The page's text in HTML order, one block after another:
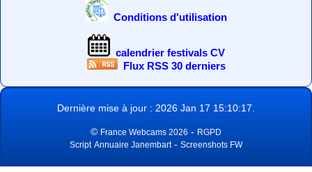
Conditions d'utilisation
calendrier festivals CV
Flux RSS 30 derniers
Dernière mise à jour : 2026 Jan 17 15:10:17.
© France Webcams 2026 - RGPD
Script Annuaire Janembart- Screenshots FW